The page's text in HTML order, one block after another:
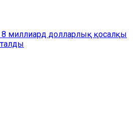
миллиард долларлық қосалқы